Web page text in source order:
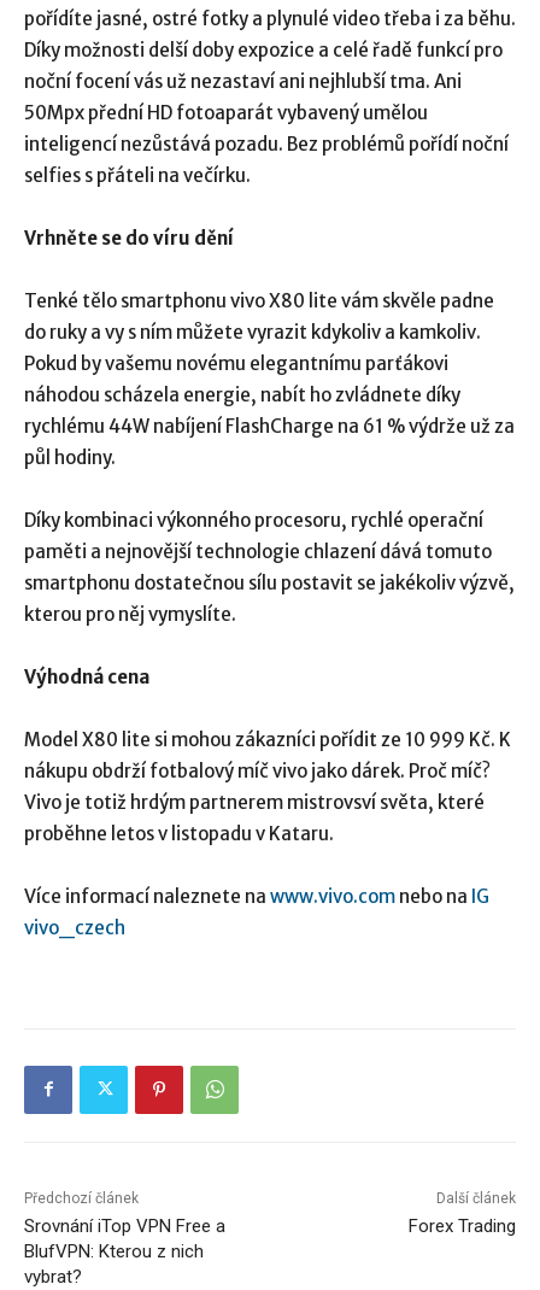
pořídíte jasné, ostré fotky a plynulé video třeba i za běhu.
Díky možnosti delší doby expozice a celé řadě funkcí pro
noční focení vás už nezastaví ani nejhlubší tma. Ani
50Mpx přední HD fotoaparát vybavený umělou
inteligencí nezůstává pozadu. Bez problémů pořídí noční
selfies s přáteli na večírku.
Vrhněte se do víru dění
Tenké tělo smartphonu vivo X80 lite vám skvěle padne
do ruky a vy s ním můžete vyrazit kdykoliv a kamkoliv.
Pokud by vašemu novému elegantnímu parťákovi
náhodou scházela energie, nabít ho zvládnete díky
rychlému 44W nabíjení FlashCharge na 61 % výdrže už za
půl hodiny.
Díky kombinaci výkonného procesoru, rychlé operační
paměti a nejnovější technologie chlazení dává tomuto
smartphonu dostatečnou sílu postavit se jakékoliv výzvě,
kterou pro něj vymyslíte.
Výhodná cena
Model X80 lite si mohou zákazníci pořídit ze 10 999 Kč. K
nákupu obdrží fotbalový míč vivo jako dárek. Proč míč?
Vivo je totiž hrdým partnerem mistrovsví světa, které
proběhne letos v listopadu v Kataru.
Více informací naleznete na www.vivo.com nebo na IG
vivo_czech
Předchozí článek
Srovnání iTop VPN Free a
BlufVPN: Kterou z nich
vybrat?
Další článek
Forex Trading